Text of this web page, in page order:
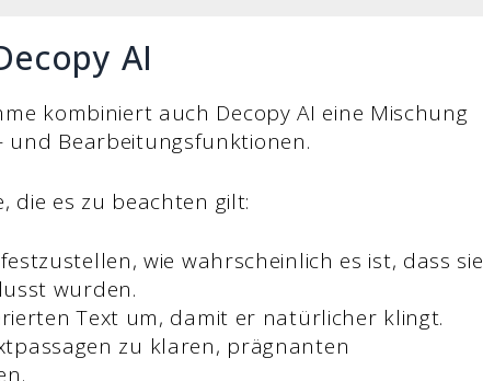
AI
kombiniert auch Decopy AI eine Mischung
und Bearbeitungsfunktionen.
die es zu beachten gilt:
wie wahrscheinlich es ist, dass sie
wurden.
Text um, damit er natürlicher klingt.
zu klaren, prägnanten